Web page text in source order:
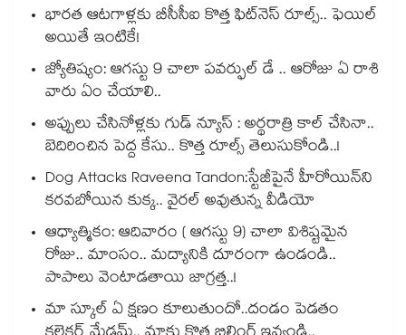
భారత ఆటగాళ్లకు బీసీసీఐ కొత్త ఫిట్‌నెస్ రూల్స్.. ఫెయిల్
అయితే ఇంటికే!
జ్యోతిష్యం: ఆగస్టు 9 చాలా పవర్ఫుల్ డే .. ఆరోజు ఏ రాశి
వారు ఏం చేయాలి..
అప్పులు చేసినోళ్లకు గుడ్ న్యూస్ : అర్థరాత్రి కాల్ చేసినా..
బెదిరించిన పెద్ద కేసు.. కొత్త రూల్స్ తెలుసుకోండి..!
Dog Attacks Raveena Tandon:స్టేజీపైనే హీరోయిన్⁬ని
కరవబోయిన కుక్క.. వైరల్ అవుతున్న వీడియో
ఆధ్యాత్మికం: ఆదివారం ( ఆగస్టు 9) చాలా విశిష్టమైన
రోజు.. మాంసం.. మద్యానికి దూరంగా ఉండండి..
పాపాలు వెంటాడతాయి జాగ్రత్త..!
మా స్కూల్ ఏ క్షణం కూలుతుందో..దండం పెడతం